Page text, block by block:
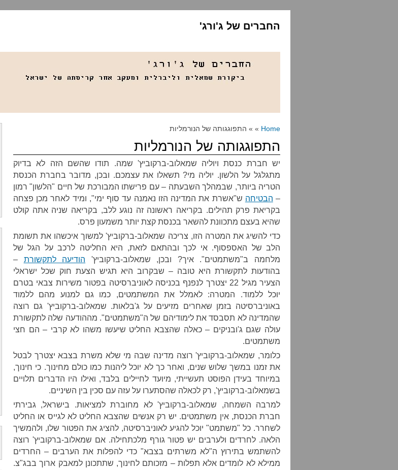
החברים של ג'ורג'
Home » » התפוגגותה של הנורמליות
התפוגגותה של הנורמליות
יש חברת כנסת ויוליה שמאלוב-ברקוביץ' שמה. תודו שהשם הזה לא בדיוק
מתגלגל על הלשון. יוליה מי? תשאלו את עצמכם. ובכן, מדובר בחברת הכנסת
הטריה ביותר, שבמהלך השבעתה – עם פרישתו המבורכת של חיים "הלשון" רמון
– הבטיחה ש"אשרת את המדינה הזו נאמנה עד סוף ימי", ומיד לאחר מכן פצחה
בקריאת פרק תהילים. בקריאה ראשונה זה נוגע ללב, בקריאה שניה אתה קולט
שהיא בעצם מתכוונת להשאר בכנסת קצת יותר משמעון פרס.
כדי להשיג את המטרה הזו, צריכה שמאלוב-ברקוביץ' למשוך איכשהו את תשומת
הלב של האספסוף. אי לכך ובהתאם לזאת, היא החליטה לרכב על הגל של
מלחמה ב"משתמטים". איך? ובכן, שמאלוב-ברקוביץ' הודיעה לתקשורת –
בהודעות לתקשורת היא טובה – שבקרוב היא תגיש הצעת חוק שכל ישראלי
הצעיר מגיל 22 יצטרך לנפנף בכניסה לאוניברסיטה בפטור משירות צבאי בטרם
יוכל ללמוד. המטרה: לאמלל את המשתמטים, כמו גם למנוע מהם ללמוד
באוניברסיטה בזמן שאחרים מזיעים על ג'בלאות. שמאלוב-ברקוביץ' גם רוצה
שהמדינה לא תסבסד את לימודיהם של ה"משתמטים". מההודעה שלה לתקשורת
עולה שגם ג'ובניקים – כאלה שהצבא החליט שיעשו משהו לא קרבי – הם חצי
משתמטים.
כלומר, שמאלוב-ברקוביץ' רוצה מדינה שבה מי שלא משרת בצבא יצטרך לבטל
את זמנו במשך שלוש שנים, ואחר כך לא יוכל ליהנות כמו כולם מחינוך. כי חינוך,
במיוחד בעידן הפוסט תעשייתי, מיועד לחיילים בלבד, ואילו היו הדברים תלויים
בשמאלוב-ברקוביץ', רק לכאלה שהסתערו על עזה עם סכין בין השיניים.
למרבה השמחה, שמאלוב-ברקוביץ' לא מחוברת למציאות. בישראל, גבירתי
חברת הכנסת, אין משתמטים. יש רק אנשים שהצבא החליט לא לגייס או החליט
לשחרר. כל "משתמט" יוכל להגיע לאוניברסיטה, להציג את הפטור שלו, ולהמשיך
הלאה. לחרדים ולערבים יש פטור גורף מלכתחילה. אם שמאלוב-ברקוביץ' רוצה
להשתמש בתירוץ ה"לא משרתים בצבא" כדי להפלות את הערבים – החרדים
ממילא לא לומדים אלא תפלות – מזכותם לחינוך, שתתכונן למאבק ארוך בבג"צ.